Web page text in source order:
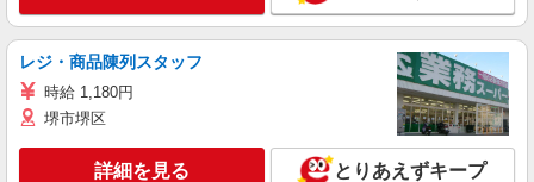
レジ・商品陳列スタッフ
時給 1,180円
堺市堺区
詳細を見る とりあえずキープ